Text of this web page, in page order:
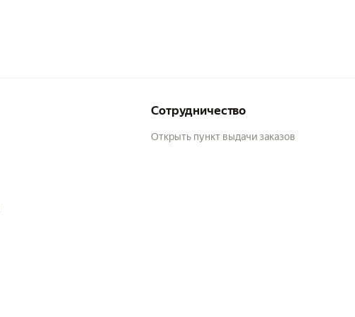
Сотрудничество
Открыть пункт выдачи заказов